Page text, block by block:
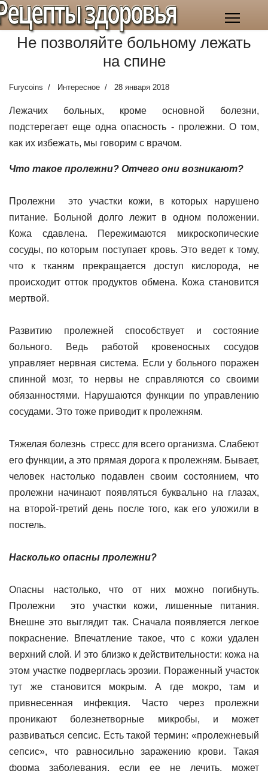
здоровья
Не позволяйте больному лежать
на спине
Furycoins Интересное 28 января 2018
Лежачих больных, кроме основной болезни,
подстерегает еще одна опасность - пролежни. О том,
как их избежать, мы говорим с врачом.
Что такое пролежни? Отчего они возникают?
Пролежни это участки кожи, в которых нарушено
питание. Больной долго лежит в одном положении.
Кожа сдавлена. Пережимаются микроскопические
сосуды, по которым поступает кровь. Это ведет к тому,
что к тканям прекращается доступ кислорода, не
происходит отток продуктов обмена. Кожа становится
мертвой.
Развитию пролежней способствует и состояние
больного. Ведь работой кровеносных сосудов
управляет нервная система. Если у больного поражен
спинной мозг, то нервы не справляются со своими
обязанностями. Нарушаются функции по управлению
сосудами. Это тоже приводит к пролежням.
Тяжелая болезнь стресс для всего организма. Слабеют
его функции, а это прямая дорога к пролежням. Бывает,
человек настолько подавлен своим состоянием, что
пролежни начинают появляться буквально на глазах,
на второй-третий день после того, как его уложили в
постель.
Насколько опасны пролежни?
Опасны настолько, что от них можно погибнуть.
Пролежни это участки кожи, лишенные питания.
Внешне это выглядит так. Сначала появляется легкое
покраснение. Впечатление такое, что с кожи удален
верхний слой. И это близко к действительности: кожа на
этом участке подверглась эрозии. Пораженный участок
тут же становится мокрым. А где мокро, там и
привнесенная инфекция. Часто через пролежни
проникают болезнетворные микробы, и может
развиваться сепсис. Есть такой термин: «пролежневый
сепсис», что равносильно заражению крови. Такая
форма заболевания, если ее не лечить, может